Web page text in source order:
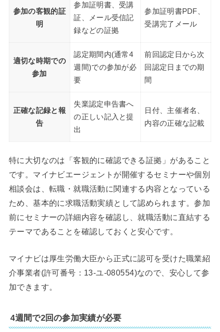
参加の客観的証
明
参加証明書、受講
証、メール受信記
録などの証拠
参加証明書PDF、
受講完了メール
適切な時期での
参加
認定期間内(通常4
週間)での参加が必
要
前回認定日から次
回認定日までの期
間
正確な記録と報
告
失業認定申告書へ
の正しい記入と提
出
日付、主催者名、
内容の正確な記載
特に大切なのは「客観的に確認できる証拠」があること
です。マイナビエージェントが開催するセミナーや個別
相談会は、転職・就職活動に関連する内容となっている
ため、基本的に求職活動実績として認められます。参加
前にセミナーの詳細内容を確認し、就職活動に直結する
テーマであることを確認しておくと安心です。
マイナビは厚生労働大臣から正式に認可を受けた職業紹
介事業者(許可番号：13-ユ-080554)なので、安心して参
加できます。
4週間で2回の参加実績が必要